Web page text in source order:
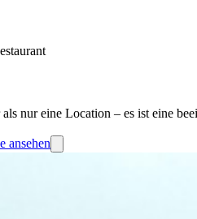
nur eine Location – es ist eine
ansehen